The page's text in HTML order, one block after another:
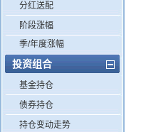
分红送配
阶段涨幅
季/年度涨幅
投资组合
基金持仓
债券持仓
持仓变动走势